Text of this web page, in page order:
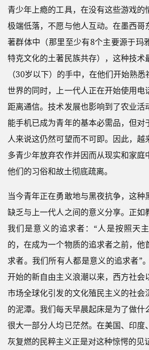
青少年上瘾的工具，在没有这些游戏的
极端低落，不愿与他人互动。在墨西哥
著群体中（那里至少有8个主要源于玛
特克文化的土著民族共存），这种技术
（30岁以下）的手中，在他们开始熟
世界的同时，上一代人正在开始使用电
距离通信。技术发展也影响到了农业活
能手机已成为青年的基本必需品，但对
人来说这仍然可望而不可即。因此，越
多青少年放弃农作并因而从现实和家庭
他们的习俗和故土彻底疏离。
当今青年正在勇敢地与黑夜抗争，这种
缺乏与上一代人之间的意义分享。正如
我们是意义的追求者：“人是按照天
的，在成为一个物质的追求者之前，他
求者。我们所有人都是意义的追求者”
开始的新自由主义浪潮以来，西方社会
市场全球化引发的文化殖民主义的社会
的泥潭。我们每天早晨起床是为了做什
很大一部分人均已茫然。在美国、印度
灰复燃的民粹主义正是对这种惊愕的见